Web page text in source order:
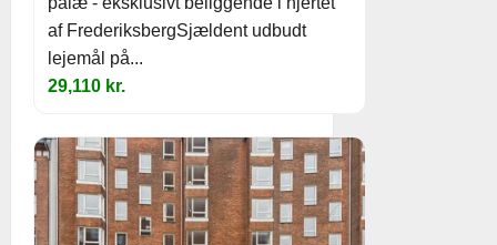
af FrederiksbergSjældent udbudt
lejemål på...
29,110 kr.